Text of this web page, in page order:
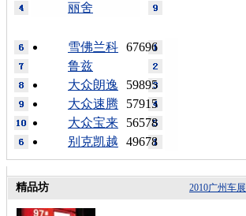
丽舍
67696
雪佛兰科
鲁兹
59895
大众朗逸
57915
大众速腾
56578
大众宝来
49678
别克凯越
2010广州车展
精品坊